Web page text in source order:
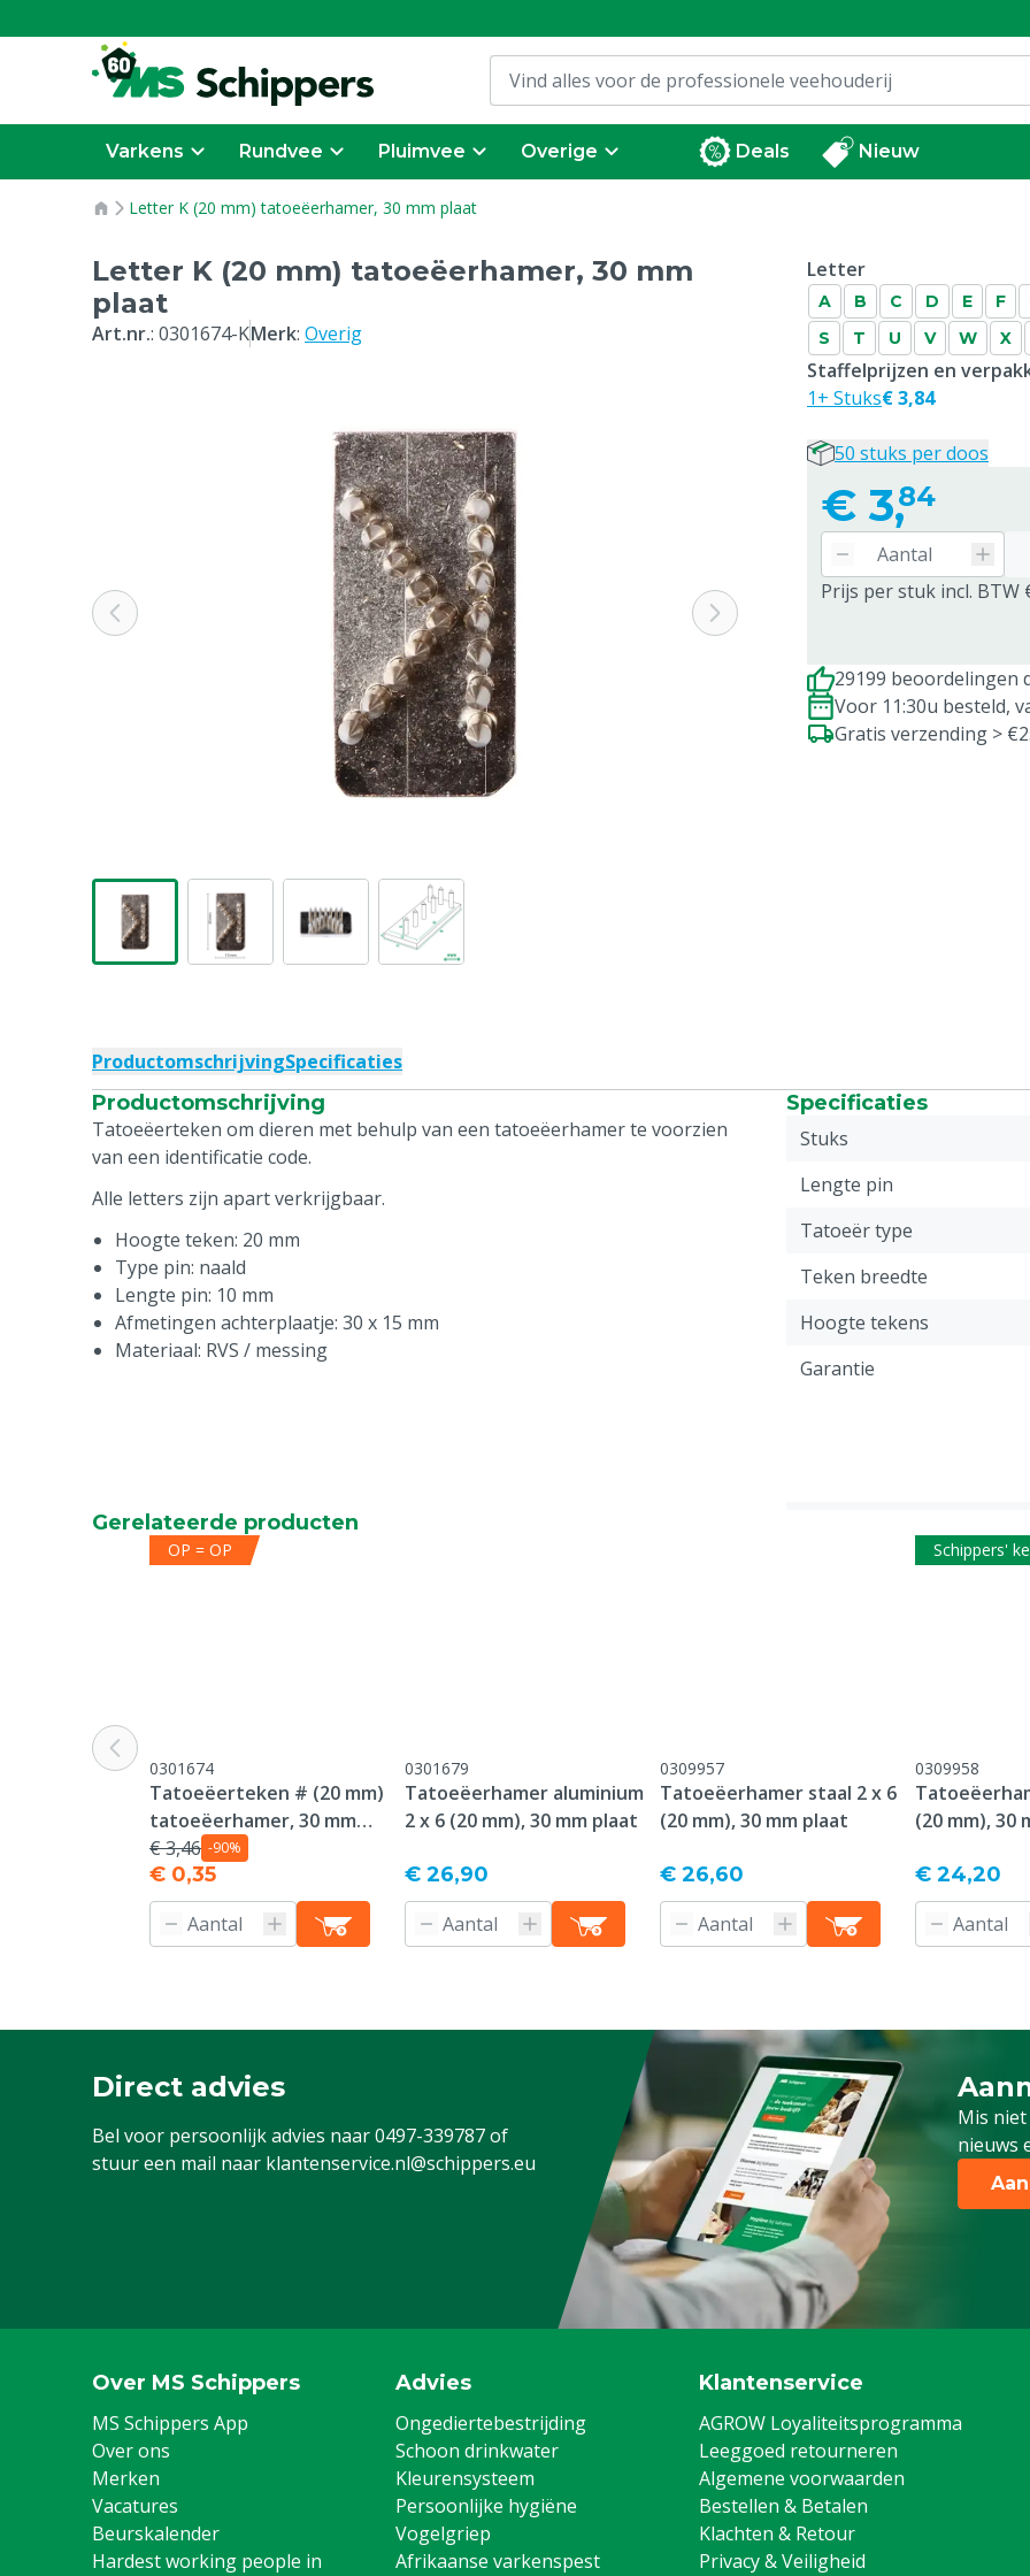
Varkens Rundvee Pluimvee Overige Deals Nieuw
Letter K (20 mm) tatoeëerhamer, 30 mm plaat
Letter K (20 mm) tatoeëerhamer, 30 mm
plaat
Art.nr.: 0301674-KMerk: Overig
Letter
A B C D E F
S
T U V W X
€3,84
Prijs per stuk incl. BTW
Staffelprijzen en
1+ Stuks€ 3,84
50 stuks per doos
29199 beoordelingen
Voor 11:30u besteld,
Gratis verzending >
ProductomschrijvingSpecificaties
Productomschrijving
Tatoeëerteken om dieren met behulp van een tatoeëerhamer te voorzien
van een identificatie code.
Alle letters zijn apart verkrijgbaar.
Hoogte teken: 20 mm
Type pin: naald
Lengte pin: 10 mm
Afmetingen achterplaatje: 30 x 15 mm
Materiaal: RVS / messing
Specificaties
Stuks
Lengte pin
Tatoeër type
Teken breedte
Hoogte tekens
Garantie
Achterplaat dikte
Letter
Gerelateerde producten
OP = OP
0301674
Tatoeëerteken # (20 mm)
tatoeëerhamer, 30 mm
plaat
€ 3,46 -90%
€ 0,35
0301679
Tatoeëerhamer aluminium
2 x 6 (20 mm), 30 mm plaat
€ 26,90
0309957
Tatoeëerhamer staal 2 x 6
(20 mm), 30 mm plaat
€ 26,60
Schippers'
0309958
(20 mm), 30
€ 24,20
Direct advies
Bel voor persoonlijk advies naar0497-339787of
stuur een mail naar klantenservice.nl@schippers.eu
Mis
nieuws
Schrijf
Over MS Schippers
MS Schippers App
Over ons
Merken
Vacatures
Beurskalender
Hardest working people in
Advies
Ongediertebestrijding
Schoon drinkwater
Kleurensysteem
Persoonlijke hygiëne
Vogelgriep
Afrikaanse varkenspest
Klantenservice
AGROW Loyaliteitsprogramma
Leeggoed retourneren
Algemene voorwaarden
Bestellen & Betalen
Klachten & Retour
Privacy & Veiligheid